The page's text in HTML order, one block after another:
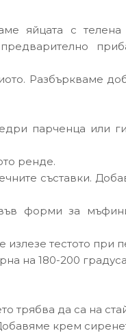
яйцата с
Разбъркваме
парченца или
ренде.
съставки.
форми за
тестото при
на 180-200
трябва да са на
крем